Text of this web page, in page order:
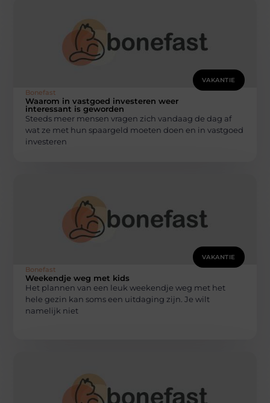
VAKANTIE
Bonefast
Waarom in vastgoed investeren weer
interessant is geworden
Steeds meer mensen vragen zich vandaag de dag af
wat ze met hun spaargeld moeten doen en in vastgoed
investeren
VAKANTIE
Bonefast
Weekendje weg met kids
Het plannen van een leuk weekendje weg met het
hele gezin kan soms een uitdaging zijn. Je wilt
namelijk niet